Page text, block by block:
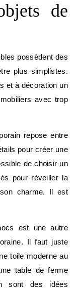
de
possèdent des
plus simplistes.
et à décoration un
avec trop
repose entre
pour créer une
de choisir un
pour réveiller la
charme. Il est
est une autre
Il faut juste
toile moderne au
table de ferme
sont des idées